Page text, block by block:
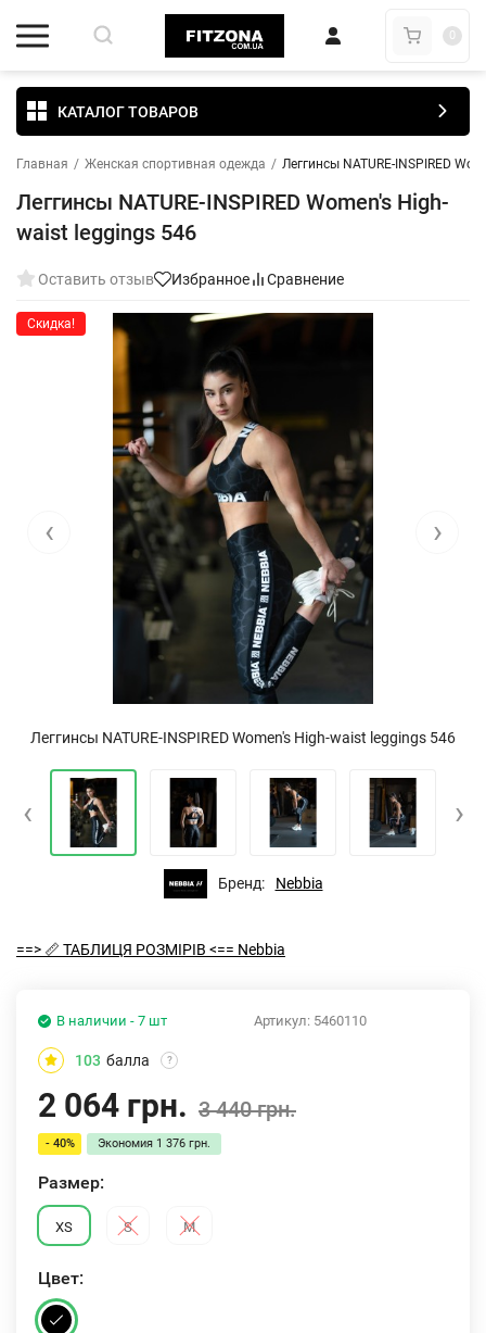
0
КАТАЛОГ ТОВАРОВ
Главная / Женская спортивная одежда / Леггинсы NATURE-INSPIRED
Леггинсы NATURE-INSPIRED Women's High-
waist leggings 546
Оставить отзыв Избранное Сравнение
Скидка!
Леггинсы NATURE-INSPIRED Women's High-waist leggings 546
‹ ›
‹ ›
Бренд: Nebbia
==> 📏 ТАБЛИЦЯ РОЗМІРІВ <== Nebbia
Артикул: 5460110
В наличии - 7 шт
103 балла ?
2 064 грн. 3 440 грн.
- 40% Экономия 1 376 грн.
Размер:
XS S M
Цвет: